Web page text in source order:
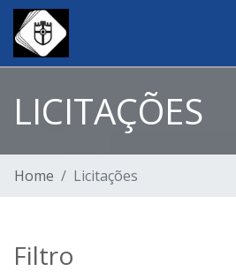
LICITAÇÕES
Home Licitações
Filtro